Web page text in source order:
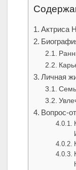
Актриса
Личная
Вопрос-